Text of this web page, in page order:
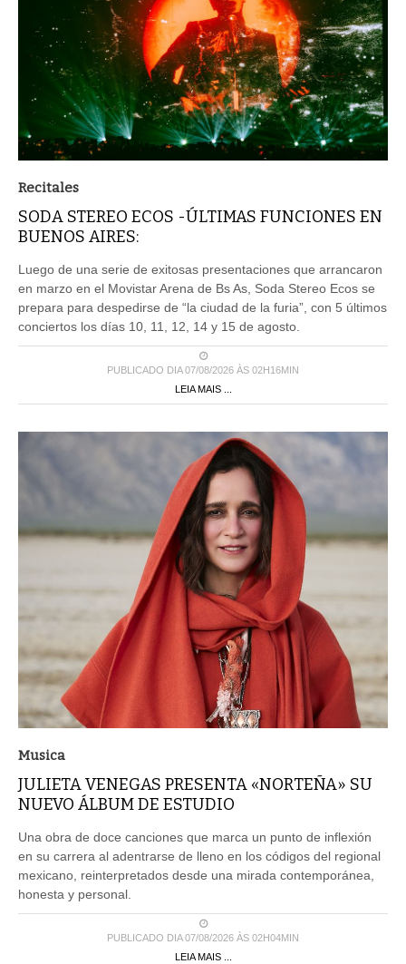
Recitales
SODA STEREO ECOS -ÚLTIMAS FUNCIONES EN
BUENOS AIRES:
Luego de una serie de exitosas presentaciones que arrancaron
en marzo en el Movistar Arena de Bs As, Soda Stereo Ecos se
prepara para despedirse de “la ciudad de la furia”, con 5 últimos
conciertos los días 10, 11, 12, 14 y 15 de agosto.
PUBLICADO DIA 07/08/2026 ÀS 02H16MIN
LEIA MAIS ...
Musica
JULIETA VENEGAS PRESENTA «NORTEÑA» SU
NUEVO ÁLBUM DE ESTUDIO
Una obra de doce canciones que marca un punto de inflexión
en su carrera al adentrarse de lleno en los códigos del regional
mexicano, reinterpretados desde una mirada contemporánea,
honesta y personal.
PUBLICADO DIA 07/08/2026 ÀS 02H04MIN
LEIA MAIS ...